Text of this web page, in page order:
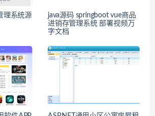
理系统源
java源码 springboot vue商品
进销存管理系统 部署视频万
字文档